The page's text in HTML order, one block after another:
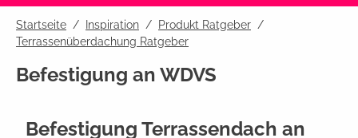
Startseite Inspiration / Produkt Ratgeber /
Terrassenüberdachung Ratgeber
Befestigung an WDVS
Befestigung Terrassendach an